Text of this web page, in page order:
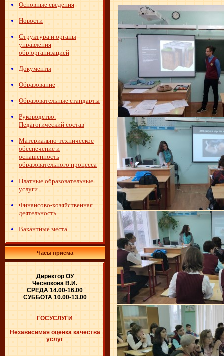
Основные сведения
Новости
Структура и органы
управления
обр.организацией
Документы
Образование
Образовательные стандарты
Руководство.
Педагогический состав
Материально-техническое
обеспечение и
оснащенность
образовательного процесса
Платные образовательные
услуги
Финансово-хозяйственная
деятельность
Вакантные места
Часы приёма
Директор ОУ
Чеснокова В.И.
СРЕДА 14.00-16.00
СУББОТА 10.00-13.00
ГОСУСЛУГИ
Независимая оценка качества
услуг